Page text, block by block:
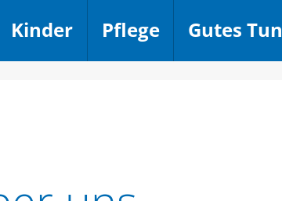
Menü öffnen
Kinder
Menü öffnen
Pflege
Menü öffnen
Gutes Tun